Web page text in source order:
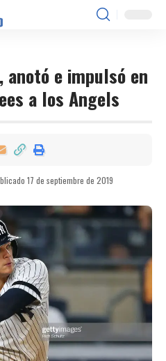
anotó e impulsó en
a los Angels
17 de septiembre de 2019